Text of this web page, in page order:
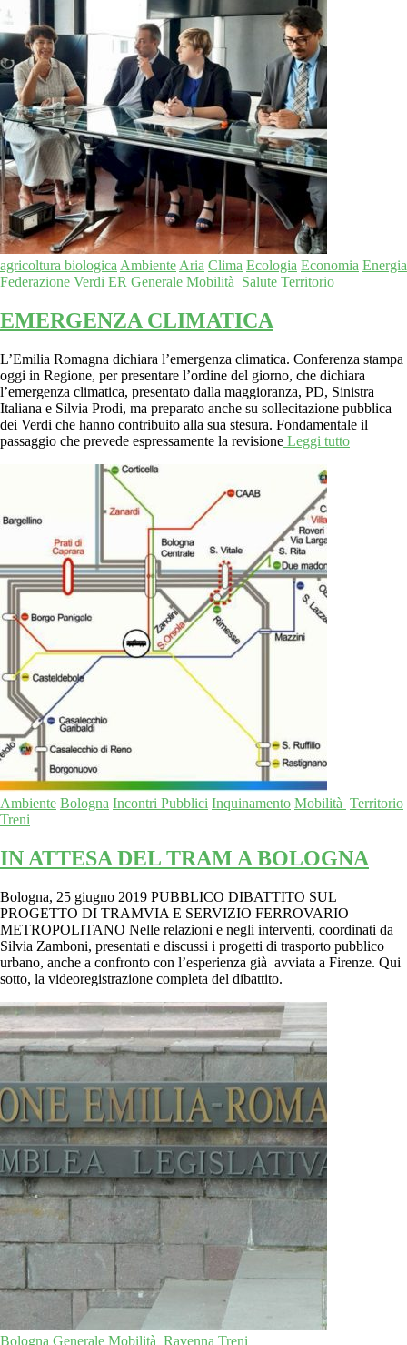
agricoltura biologica Ambiente Aria Clima Ecologia Economia Energia
Federazione Verdi ER Generale Mobilità Salute Territorio
EMERGENZA CLIMATICA
L’Emilia Romagna dichiara l’emergenza climatica. Conferenza stampa
oggi in Regione, per presentare l’ordine del giorno, che dichiara
l’emergenza climatica, presentato dalla maggioranza, PD, Sinistra
Italiana e Silvia Prodi, ma preparato anche su sollecitazione pubblica
dei Verdi che hanno contribuito alla sua stesura. Fondamentale il
passaggio che prevede espressamente la revisione Leggi tutto
Ambiente Bologna Incontri Pubblici Inquinamento Mobilità Territorio
Treni
IN ATTESA DEL TRAM A BOLOGNA
Bologna, 25 giugno 2019 PUBBLICO DIBATTITO SUL
PROGETTO DI TRAMVIA E SERVIZIO FERROVARIO
METROPOLITANO Nelle relazioni e negli interventi, coordinati da
Silvia Zamboni, presentati e discussi i progetti di trasporto pubblico
urbano, anche a confronto con l’esperienza già avviata a Firenze. Qui
sotto, la videoregistrazione completa del dibattito.
Bologna Generale Mobilità Ravenna Treni